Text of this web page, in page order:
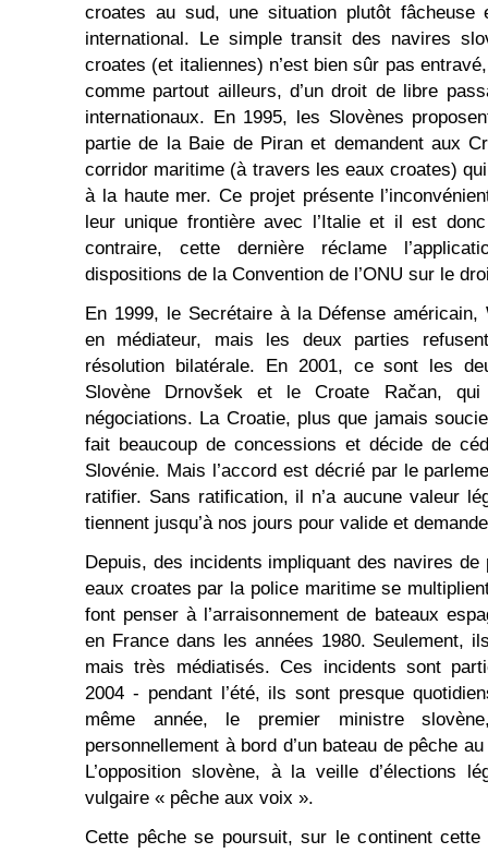
croates au sud, une situation plutôt
international. Le simple transit des navires
croates (et italiennes) n’est bien sûr pas
comme partout ailleurs, d’un droit de libre
internationaux. En 1995, les Slovènes
partie de la Baie de Piran et demandent aux
corridor maritime (à travers les eaux croates)
à la haute mer. Ce projet présente
leur unique frontière avec l’Italie et il est
contraire, cette dernière réclame
dispositions de la Convention de l’ONU sur le
En 1999, le Secrétaire à la Défense
en médiateur, mais les deux parties
résolution bilatérale. En 2001, ce sont les
Slovène Drnovšek et le Croate Račan, qui
négociations. La Croatie, plus que jamais
fait beaucoup de concessions et décide de
Slovénie. Mais l’accord est décrié par le
ratifier. Sans ratification, il n’a aucune valeur
tiennent jusqu’à nos jours pour valide et
Depuis, des incidents impliquant des navires
eaux croates par la police maritime se
font penser à l’arraisonnement de bateaux
en France dans les années 1980. Seulement,
mais très médiatisés. Ces incidents sont
2004 - pendant l’été, ils sont presque
même année, le premier ministre
personnellement à bord d’un bateau de pêche
L’opposition slovène, à la veille d’élections
vulgaire « pêche aux voix ».
Cette pêche se poursuit, sur le continent